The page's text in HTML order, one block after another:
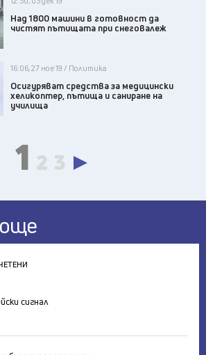
Над 1800 машини в готовност да
чистят пътищата при снеговалеж
16:06, 27 ное 19 / Политика
Осигуряват средства за медицински
хеликоптер, пътища и саниране на
училища
1 2 3
сигнал